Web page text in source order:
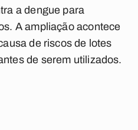
a dengue para
A ampliação acontece
de riscos de lotes
de serem utilizados.